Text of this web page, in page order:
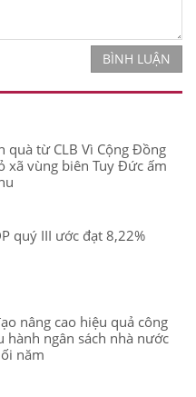
BÌNH LUẬN
quà từ CLB Vì Cộng Đồng
xã vùng biên Tuy Đức ấm
quý III ước đạt 8,22%
nâng cao hiệu quả công
hành ngân sách nhà nước
năm